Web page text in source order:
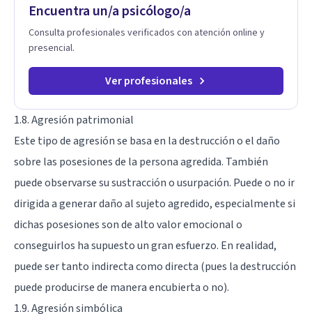
Encuentra un/a psicólogo/a
Consulta profesionales verificados con atención online y
presencial.
Ver profesionales
1.8. Agresión patrimonial
Este tipo de agresión se basa en la destrucción o el daño
sobre las posesiones de la persona agredida. También
puede observarse su sustracción o usurpación. Puede o no ir
dirigida a generar daño al sujeto agredido, especialmente si
dichas posesiones son de alto valor emocional o
conseguirlos ha supuesto un gran esfuerzo. En realidad,
puede ser tanto indirecta como directa (pues la destrucción
puede producirse de manera encubierta o no).
1.9. Agresión simbólica